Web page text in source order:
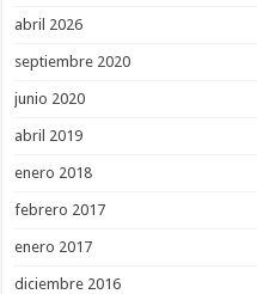
abril 2026
septiembre 2020
junio 2020
abril 2019
enero 2018
febrero 2017
enero 2017
diciembre 2016